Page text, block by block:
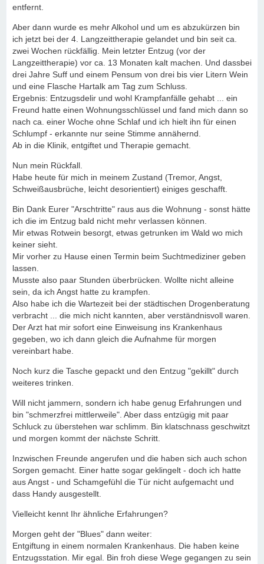
entfernt.
Aber dann wurde es mehr Alkohol und um es abzukürzen bin
ich jetzt bei der 4. Langzeittherapie gelandet und bin seit ca.
zwei Wochen rückfällig. Mein letzter Entzug (vor der
Langzeittherapie) vor ca. 13 Monaten kalt machen. Und dassbei
drei Jahre Suff und einem Pensum von drei bis vier Litern Wein
und eine Flasche Hartalk am Tag zum Schluss.
Ergebnis: Entzugsdelir und wohl Krampfanfälle gehabt ... ein
Freund hatte einen Wohnungsschlüssel und fand mich dann so
nach ca. einer Woche ohne Schlaf und ich hielt ihn für einen
Schlumpf - erkannte nur seine Stimme annähernd.
Ab in die Klinik, entgiftet und Therapie gemacht.
Nun mein Rückfall.
Habe heute für mich in meinem Zustand (Tremor, Angst,
Schweißausbrüche, leicht desorientiert) einiges geschafft.
Bin Dank Eurer "Arschtritte" raus aus die Wohnung - sonst hätte
ich die im Entzug bald nicht mehr verlassen können.
Mir etwas Rotwein besorgt, etwas getrunken im Wald wo mich
keiner sieht.
Mir vorher zu Hause einen Termin beim Suchtmediziner geben
lassen.
Musste also paar Stunden überbrücken. Wollte nicht alleine
sein, da ich Angst hatte zu krampfen.
Also habe ich die Wartezeit bei der städtischen Drogenberatung
verbracht ... die mich nicht kannten, aber verständnisvoll waren.
Der Arzt hat mir sofort eine Einweisung ins Krankenhaus
gegeben, wo ich dann gleich die Aufnahme für morgen
vereinbart habe.
Noch kurz die Tasche gepackt und den Entzug "gekillt" durch
weiteres trinken.
Will nicht jammern, sondern ich habe genug Erfahrungen und
bin "schmerzfrei mittlerweile". Aber dass entzügig mit paar
Schluck zu überstehen war schlimm. Bin klatschnass geschwitzt
und morgen kommt der nächste Schritt.
Inzwischen Freunde angerufen und die haben sich auch schon
Sorgen gemacht. Einer hatte sogar geklingelt - doch ich hatte
aus Angst - und Schamgefühl die Tür nicht aufgemacht und
dass Handy ausgestellt.
Vielleicht kennt Ihr ähnliche Erfahrungen?
Morgen geht der "Blues" dann weiter:
Entgiftung in einem normalen Krankenhaus. Die haben keine
Entzugsstation. Mir egal. Bin froh diese Wege gegangen zu sein